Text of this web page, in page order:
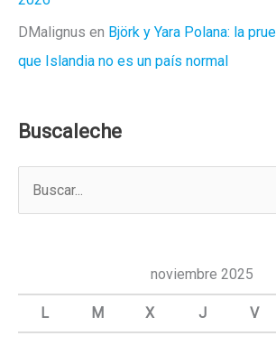
DMalignus en Björk y Yara Polana: la
que Islandia no es un país normal
Buscaleche
a
noviembre 2025
L M X J V